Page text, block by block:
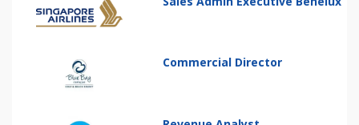
Commercial Director